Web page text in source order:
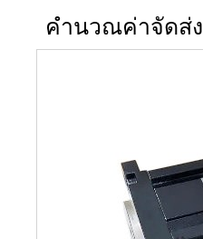
คำนวณค่าจัดส่ง